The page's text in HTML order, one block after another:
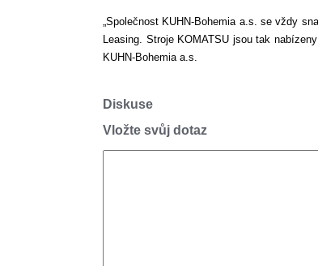
„Společnost KUHN-Bohemia a.s. se vždy
Leasing. Stroje KOMATSU jsou tak
KUHN-Bohemia a.s.
Diskuse
Vložte svůj dotaz